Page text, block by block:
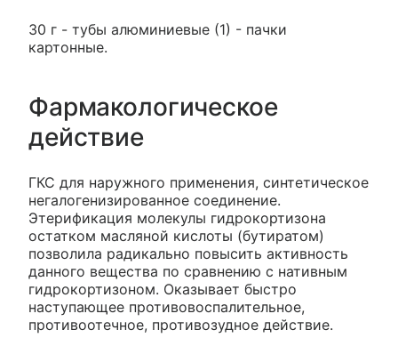
30 г - тубы алюминиевые (1) - пачки
картонные.
Фармакологическое
действие
ГКС для наружного применения, синтетическое
негалогенизированное соединение.
Этерификация молекулы гидрокортизона
остатком масляной кислоты (бутиратом)
позволила радикально повысить активность
данного вещества по сравнению с нативным
гидрокортизоном. Оказывает быстро
наступающее противовоспалительное,
противоотечное, противозудное действие.